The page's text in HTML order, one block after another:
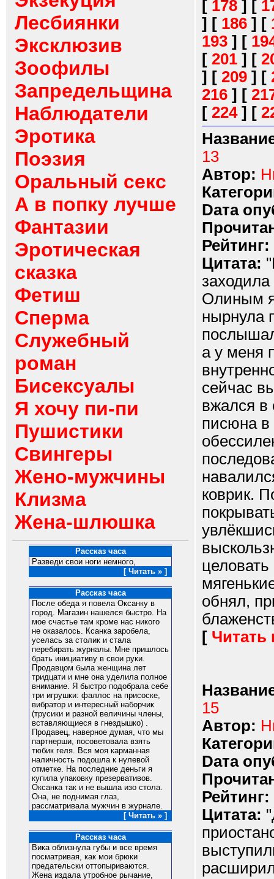
Лесбиянки
Эксклюзив
Зоофилы
Запредельщина
Наблюдатели
Эротика
Поэзия
Оральный секс
А в попку лучше
Фантазии
Эротическая
сказка
Фетиш
Сперма
Служебный
роман
Бисексуалы
Я хочу пи-пи
Пушистики
Свингеры
Жено-мужчины
Клизма
Жена-шлюшка
Рассказ часа
Разведи свои ноги немного,
[ Читать » ]
Рассказ часа
После обеда я повела Оксанку в
город. Магазин нашелся быстро. На
мое счастье там кроме нас никого
не оказалось. Ксанка заробела,
уселась за столик и стала
перебирать журналы. Мне пришлось
брать инициативу в свои руки.
Продавцом была женщина лет
тридцати и мне она уделила полное
внимание. Я быстро подобрала себе
три игрушки: фаллос на присоске,
вибратор и интересный наборчик
(трусики и разной величины члены,
вставляющиеся в гнездышко) .
Продавец, наверное думая, что мы
партнерши, посоветовала взять
тюбик геля. Вся моя карманная
наличность подошла к нулевой
отметке. На последние деньги я
купила упаковку презервативов.
Оксанка так и не вышла изо стола.
Она, не поднимая глаз,
рассматривала мужчин в журнале.
[ Читать » ]
Рассказ часа
Вика облизнула губы и все время
посматривая, как мои брюки
предательски оттопыриваются.
Жена издала утробное рычание,
[ 178 ] [
] [ 186 ] [
193 ] [
[ 201 ] [
] [ 209 ] [
216 ] [
[ 224] [
13
Автор:
Dата
Рейтинг:
Цитата:
Олиным
нырнула
а у меня
сейчас
вжался в
писюна в
коврик.
обнял,
[ Читать
15
Автор:
Dата
Рейтинг:
Цитата: